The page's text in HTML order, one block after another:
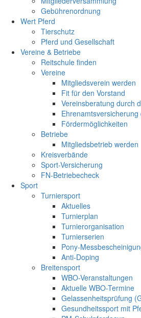
Gebührenordnung
Wert Pferd
Tierschutz
Pferd und Gesellschaft
Vereine & Betriebe
Reitschule finden
Vereine
Mitgliedsverein werden
Fit für den Vorstand
Vereinsberatung durch
Ehrenamtsversicherung
Fördermöglichkeiten
Betriebe
Mitgliedsbetrieb werden
Kreisverbände
Sport-Versicherung
FN-Betriebecheck
Sport
Turniersport
Aktuelles
Turnierplan
Turnierorganisation
Turnierserien
Pony-
Anti-Doping
Breitensport
WBO-Veranstaltungen
Aktuelle WBO-Termine
Gelassenheitsprüfung
Gesundheitssport mit